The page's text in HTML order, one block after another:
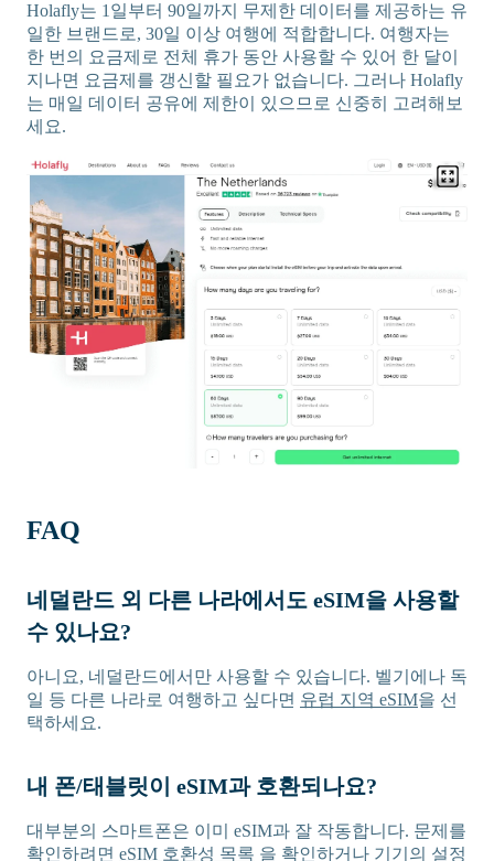
Holafly는 1일부터 90일까지 무제한 데이터를 제공하는 유
일한 브랜드로, 30일 이상 여행에 적합합니다. 여행자는
한 번의 요금제로 전체 휴가 동안 사용할 수 있어 한 달이
지나면 요금제를 갱신할 필요가 없습니다. 그러나 Holafly
는 매일 데이터 공유에 제한이 있으므로 신중히 고려해보
세요.
FAQ
네덜란드 외 다른 나라에서도 eSIM을 사용할
수 있나요?
아니요, 네덜란드에서만 사용할 수 있습니다. 벨기에나 독
일 등 다른 나라로 여행하고 싶다면 유럽 지역 eSIM을 선
택하세요.
내 폰/태블릿이 eSIM과 호환되나요?
대부분의 스마트폰은 이미 eSIM과 잘 작동합니다. 문제를
확인하려면 eSIM 호환성 목록 을 확인하거나 기기의 설정